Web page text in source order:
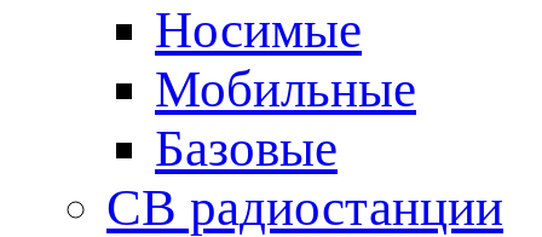
Носимые
Мобильные
Базовые
CB радиостанции